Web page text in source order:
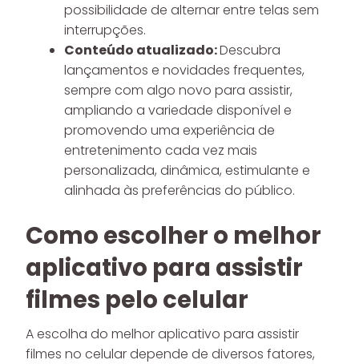
possibilidade de alternar entre telas sem
interrupções.
Conteúdo atualizado:Descubra
lançamentos e novidades frequentes,
sempre com algo novo para assistir,
ampliando a variedade disponível e
promovendo uma experiência de
entretenimento cada vez mais
personalizada, dinâmica, estimulante e
alinhada às preferências do público.
Como escolher o melhor
aplicativo para assistir
filmes pelo celular
A escolha do melhor aplicativo para assistir
filmes no celular depende de diversos fatores,